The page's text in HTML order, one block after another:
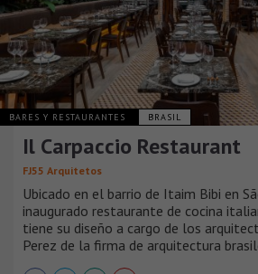
BARES Y RESTAURANTES BRASIL
Il Carpaccio Restaurant
FJ55 Arquitetos
Ubicado en el barrio de Itaim Bibi en
inaugurado restaurante de cocina
tiene su diseño a cargo de los
Perez de la firma de arquitectura